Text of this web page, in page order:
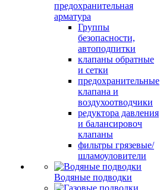
предохранительная
арматура
Группы
безопасности,
автоподпитки
клапаны обратные
и сетки
предохранительные
клапана и
воздухоотводчики
редуктора давления
и балансировоч
клапаны
фильтры грязевые/
шламоуловители
Водяные подводки